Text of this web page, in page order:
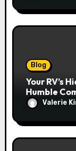
Blog
Your RV’s
Humble
Deserves
Valerie